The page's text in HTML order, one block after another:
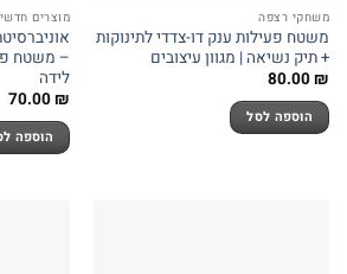
משחקי רצפה
משטח פעילות ענק דו-צדדי לתינוקות
+ תיק נשיאה | מגוון עיצובים
80.00₪
הוספה לסל
מוצרים
– משטח
לידה
70.00₪
הוספה